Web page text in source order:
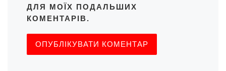
ДЛЯ МОЇХ ПОДАЛЬШИХ
КОМЕНТАРІВ.